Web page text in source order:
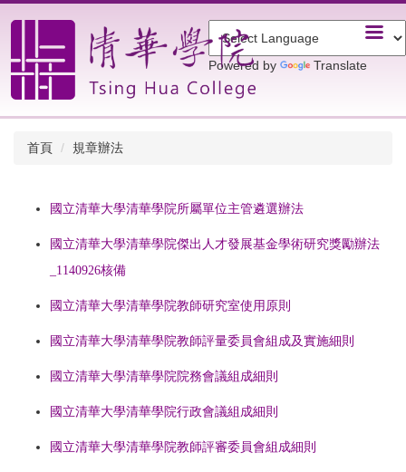
要
Powered by Translate
首頁 規章辦法
國立清華大學清華學院所屬單位主管遴選辦法
國立清華大學清華學院傑出人才發展基金學術研究獎勵辦法
_1140926核備
國立清華大學清華學院教師研究室使用原則
國立清華大學清華學院教師評量委員會組成及實施細則
國立清華大學清華學院院務會議組成細則
國立清華大學清華學院行政會議組成細則
國立清華大學清華學院教師評審委員會組成細則